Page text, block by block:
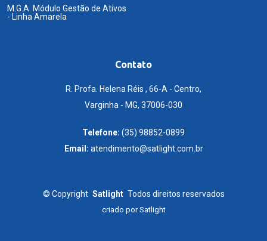
M.G.A. Módulo Gestão de Ativos
- Linha Amarela
Contato
R. Profa. Helena Réis , 66-A - Centro,
Varginha - MG, 37006-030
Telefone: (35) 98852-0899
Email: atendimento@satlight.com.br
© Copyright Satlight Todos direitos reservados
criado porSatlight